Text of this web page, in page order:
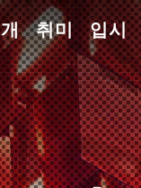
취미 입시